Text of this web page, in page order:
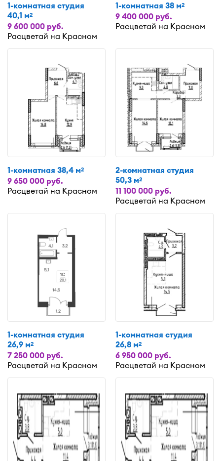
1-комнатная студия
40,1 м2
9 600 000 руб.
Расцветай на Красном
1-комнатная 38 м2
9 400 000 руб.
Расцветай на Красном
1-комнатная 38,4 м2
9 650 000 руб.
Расцветай на Красном
2-комнатная студия
50,3 м2
11 100 000 руб.
Расцветай на Красном
1-комнатная студия
26,9 м2
7 250 000 руб.
Расцветай на Красном
1-комнатная студия
26,8 м2
6 950 000 руб.
Расцветай на Красном